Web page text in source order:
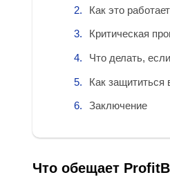
Как это
Критическая
Что делать,
Как
Заключение
Что обещает